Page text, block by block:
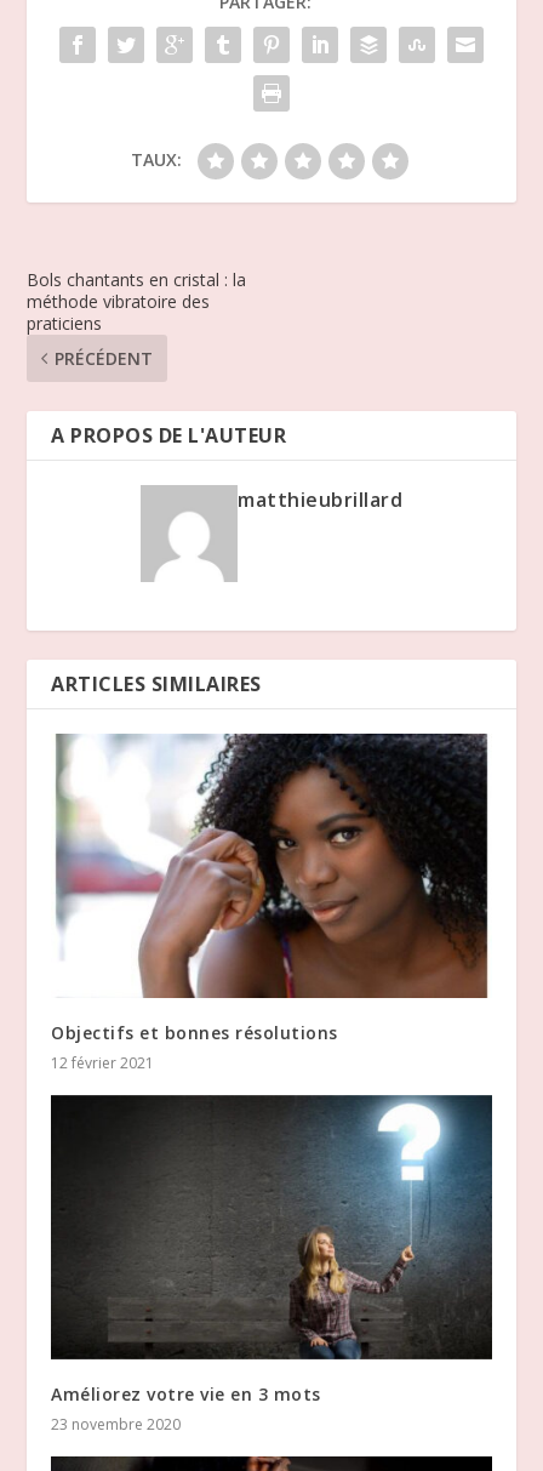
TAUX:
Bols chantants en cristal : la
méthode vibratoire des
praticiens
PRÉCÉDENT
A PROPOS DE L'AUTEUR
matthieubrillard
ARTICLES SIMILAIRES
Objectifs et bonnes résolutions
12 février 2021
Améliorez votre vie en 3 mots
23 novembre 2020